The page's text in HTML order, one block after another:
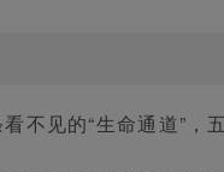
不见的“生命通道”，